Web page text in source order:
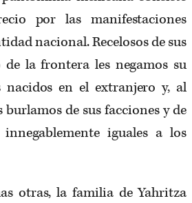
por las manifestaciones
nacional. Recelosos de sus
de la frontera les negamos su
nacidos en el extranjero y, al
de sus facciones y de
iguales a los
otras, la familia de Yahritza